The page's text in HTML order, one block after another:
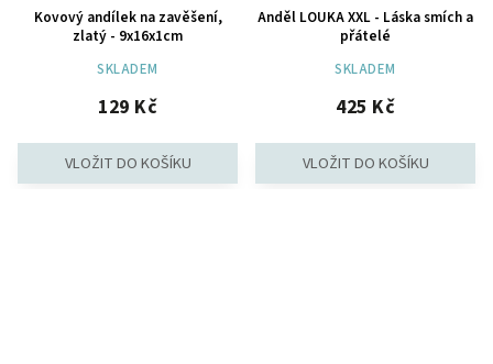
Kovový andílek na zavěšení,
zlatý - 9x16x1cm
SKLADEM
129 Kč
Anděl LOUKA XXL - Láska smích a
přátelé
SKLADEM
425 Kč